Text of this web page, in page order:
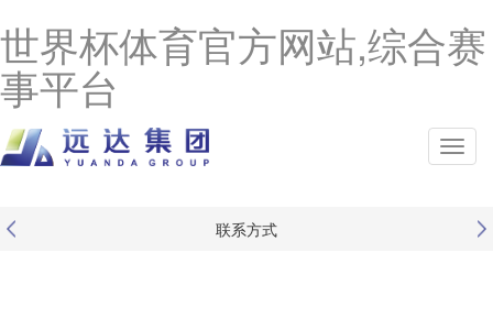
世界杯体育官方网站,综合赛
事平台
联系方式